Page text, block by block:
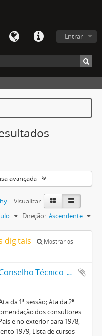
Entrar
avançada
Visualizar:
Direção: Ascendente
digitais
Mostrar os
23ª Reunião do Conselho Técnico-Administrativo
da 1ª sessão; Ata da 2ª
dos consultores
e no exterior para 1978;
1979; Lista de cursos